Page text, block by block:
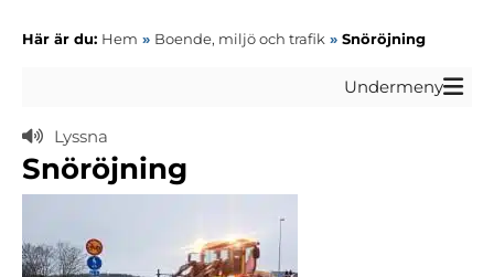
Här är du: Hem » Boende, miljö och trafik » Snöröjning
Undermeny
Lyssna
Snöröjning